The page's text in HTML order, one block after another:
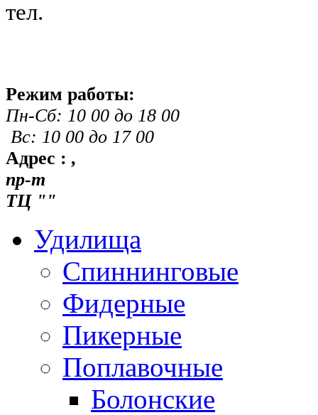
тел.
Режим работы:
Пн-Сб: 10 00 до 18 00
Вс: 10 00 до 17 00
Адрес : ,
пр-т
ТЦ ""
Удилища
Спиннинговые
Фидерные
Пикерные
Поплавочные
Болонские